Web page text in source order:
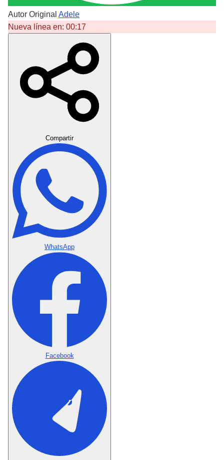
Autor Original Adele
Nueva línea en: 00:17
Compartir
WhatsApp
Facebook